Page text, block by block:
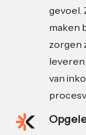
gevoel.
maken
zorgen
leveren
van